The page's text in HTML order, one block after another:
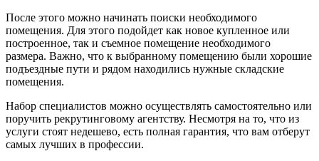
После этого можно начинать поиски необходимого
помещения. Для этого подойдет как новое купленное или
построенное, так и съемное помещение необходимого
размера. Важно, что к выбранному помещению были хорошие
подъездные пути и рядом находились нужные складские
помещения.
Набор специалистов можно осуществлять самостоятельно или
поручить рекрутинговому агентству. Несмотря на то, что из
услуги стоят недешево, есть полная гарантия, что вам отберут
самых лучших в профессии.